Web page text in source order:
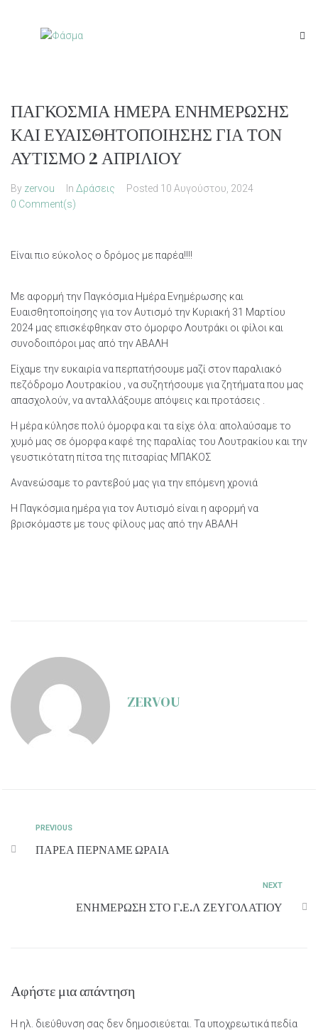
ΠΑΓΚΟΣΜΙΑ ΗΜΕΡΑ ΕΝΗΜΕΡΩΣΗΣ
ΚΑΙ ΕΥΑΙΣΘΗΤΟΠΟΙΗΣΗΣ ΓΙΑ ΤΟΝ
ΑΥΤΙΣΜΟ 2 ΑΠΡΙΛΙΟΥ
By zervou In Δράσεις Posted 10 Αυγούστου, 2024
0 Comment(s)
Είναι πιο εύκολος ο δρόμος με παρέα!!!!
Με αφορμή την Παγκόσμια Ημέρα Ενημέρωσης και
Ευαισθητοποίησης για τον Αυτισμό την Κυριακή 31 Μαρτίου
2024 μας επισκέφθηκαν στο όμορφο Λουτράκι οι φίλοι και
συνοδοιπόροι μας από την ΑΒΑΛΗ
Είχαμε την ευκαιρία να περπατήσουμε μαζί στον παραλιακό
πεζόδρομο Λουτρακίου , να συζητήσουμε για ζητήματα που μας
απασχολούν, να ανταλλάξουμε απόψεις και προτάσεις .
Η μέρα κύλησε πολύ όμορφα και τα είχε όλα: απολαύσαμε το
χυμό μας σε όμορφα καφέ της παραλίας του Λουτρακίου και την
γευστικότατη πίτσα της πιτσαρίας ΜΠΑΚΟΣ
Ανανεώσαμε το ραντεβού μας για την επόμενη χρονιά
Η Παγκόσμια ημέρα για τον Αυτισμό είναι η αφορμή να
βρισκόμαστε με τους φίλους μας από την ΑΒΑΛΗ
ZERVOU
PREVIOUS
ΠΑΡΕΑ ΠΕΡΝΑΜΕ ΩΡΑΙΑ
NEXT
ΕΝΗΜΕΡΩΣΗ ΣΤΟ Γ.Ε.Λ ΖΕΥΓΟΛΑΤΙΟΥ
Αφήστε μια απάντηση
Η ηλ. διεύθυνση σας δεν δημοσιεύεται. Τα υποχρεωτικά πεδία